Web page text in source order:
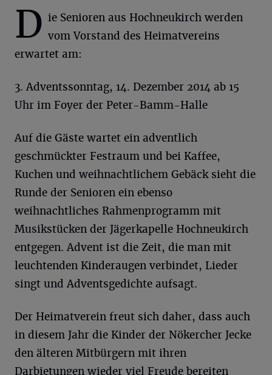
D ie Senioren aus Hochneukirch werden
vom Vorstand des Heimatvereins
erwartet am:
3. Adventssonntag, 14. Dezember 2014 ab 15
Uhr im Foyer der Peter-Bamm-Halle
Auf die Gäste wartet ein adventlich
geschmückter Festraum und bei Kaffee,
Kuchen und weihnachtlichem Gebäck sieht die
Runde der Senioren ein ebenso
weihnachtliches Rahmenprogramm mit
Musikstücken der Jägerkapelle Hochneukirch
entgegen. Advent ist die Zeit, die man mit
leuchtenden Kinderaugen verbindet, Lieder
singt und Adventsgedichte aufsagt.
Der Heimatverein freut sich daher, dass auch
in diesem Jahr die Kinder der Nökercher Jecke
den älteren Mitbürgern mit ihren
Darbietungen wieder viel Freude bereiten